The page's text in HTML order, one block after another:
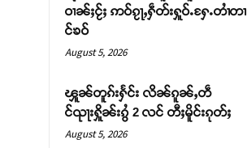
ဝၢၼ်ႈငႂ်ႈ ဢဝ်ၵႂႃႇႁဵတ်းႁူဝ်ႉႁႄႉတၢႆတၢ
င်ၶဝ်
August 5, 2026
ၾူၼ်တူၵ်းႁႅင်း လိၼ်ၵူၼ်ႇတဵ
င်ၺႃးႁိူၼ်းၵွႆ 2 လင် တီႈမိူင်းၵုတ်ႈ
August 5, 2026